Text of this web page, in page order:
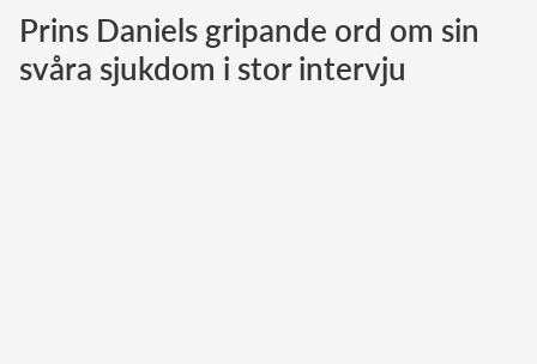
Norska kungahuset
Danska kungahuset
Prins Daniels gripande ord om sin
svåra sjukdom i stor intervju